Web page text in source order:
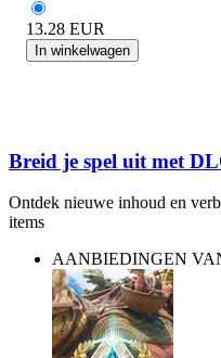
13.28 EUR
In winkelwagen
Breid je spel uit met
Ontdek nieuwe inhoud en
items
AANBIEDINGEN